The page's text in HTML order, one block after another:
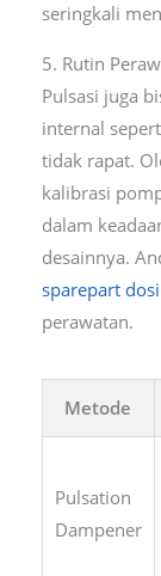
seringkali
5. Rutin
Pulsasi juga
internal
tidak rapat.
kalibrasi
dalam
desainnya.
sparepart
perawatan.
Metode
Pulsation
Dampener